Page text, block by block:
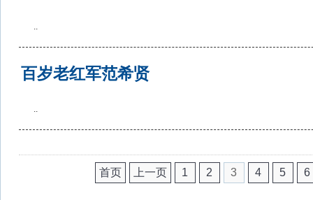
..
百岁老红军范希贤
..
首页 上一页 1 2 3 4 5 6